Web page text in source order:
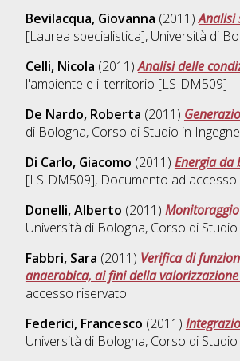
Bevilacqua, Giovanna (2011)Analisi
[Laurea specialistica], Università di
Celli, Nicola (2011)Analisi delle
l'ambiente e il territorio [LS-DM509]
De Nardo, Roberta (2011)
di Bologna, Corso di Studio in
Di Carlo, Giacomo (2011) Energia da
[LS-DM509], Documento ad
Donelli, Alberto (2011)
Università di Bologna, Corso di Studio
Fabbri, Sara (2011) Verifica di
anaerobica, ai fini della
accesso riservato.
Federici, Francesco (2011)
Università di Bologna, Corso di Studio